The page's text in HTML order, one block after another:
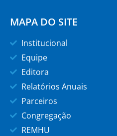
MAPA DO SITE
Institucional
Equipe
Editora
Relatórios Anuais
Parceiros
Congregação
REMHU